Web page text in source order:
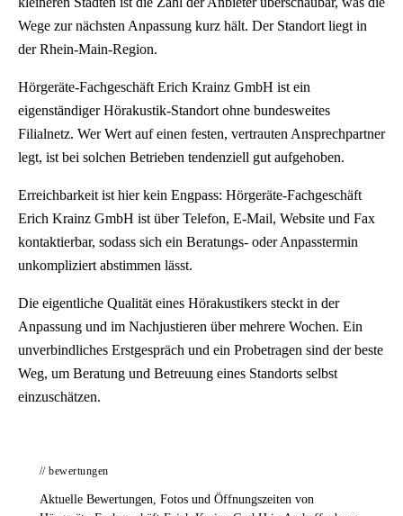
Wege zur nächsten Anpassung kurz hält. Der Standort liegt in
der Rhein-Main-Region.
Hörgeräte-Fachgeschäft Erich Krainz GmbH ist ein
eigenständiger Hörakustik-Standort ohne bundesweites
Filialnetz. Wer Wert auf einen festen, vertrauten Ansprechpartner
legt, ist bei solchen Betrieben tendenziell gut aufgehoben.
Erreichbarkeit ist hier kein Engpass: Hörgeräte-Fachgeschäft
Erich Krainz GmbH ist über Telefon, E-Mail, Website und Fax
kontaktierbar, sodass sich ein Beratungs- oder Anpasstermin
unkompliziert abstimmen lässt.
Die eigentliche Qualität eines Hörakustikers steckt in der
Anpassung und im Nachjustieren über mehrere Wochen. Ein
unverbindliches Erstgespräch und ein Probetragen sind der beste
Weg, um Beratung und Betreuung eines Standorts selbst
einzuschätzen.
// bewertungen
Aktuelle Bewertungen, Fotos und Öffnungszeiten von